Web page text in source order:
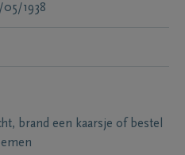
1938
brand een kaarsje of bestel